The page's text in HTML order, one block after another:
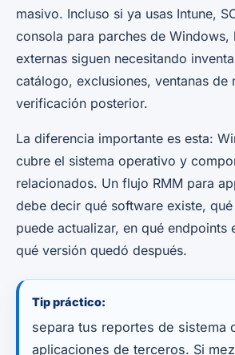
masivo. Incluso si ya usas Intune,
consola para parches de Windows,
externas siguen necesitando
catálogo, exclusiones, ventanas de
verificación posterior.
La diferencia importante es esta:
cubre el sistema operativo y
relacionados. Un flujo RMM para
debe decir qué software existe,
puede actualizar, en qué endpoints
qué versión quedó después.
Tip práctico:
separa tus reportes de sistema
aplicaciones de terceros. Si